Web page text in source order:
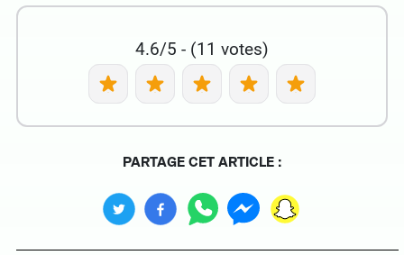
4.6/5 - (11 votes)
PARTAGE CET ARTICLE :